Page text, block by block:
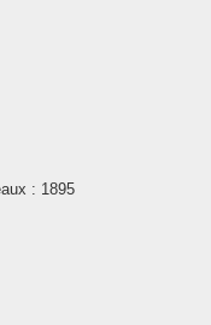
: 1895